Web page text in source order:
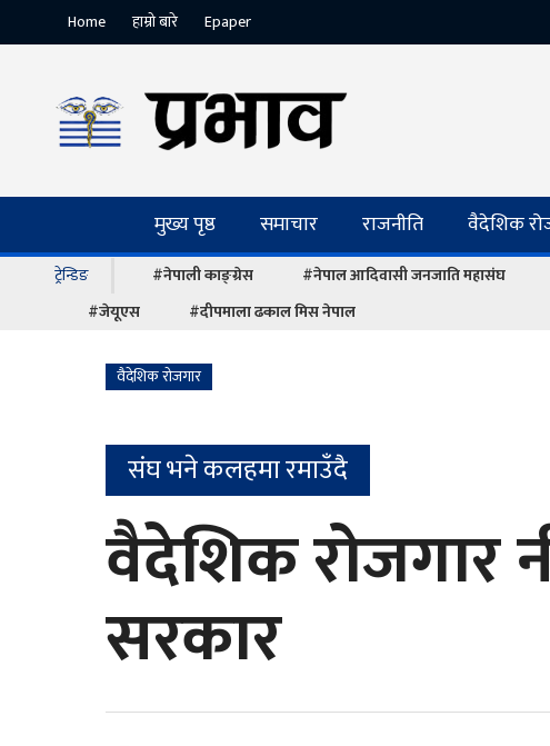
Home हाम्रो बारे Epaper
मुख्य पृष्ठ समाचार राजनीति वैदेशिक
ट्रेन्डिङ #नेपाली काङ्ग्रेस #नेपाल आदिवासी जनजाति महासंघ
#जेयूएस
#दीपमाला ढकाल मिस नेपाल
वैदेशिक रोजगार
संघ भने कलहमा रमाउँदै
वैदेशिक रोजगार
सरकार